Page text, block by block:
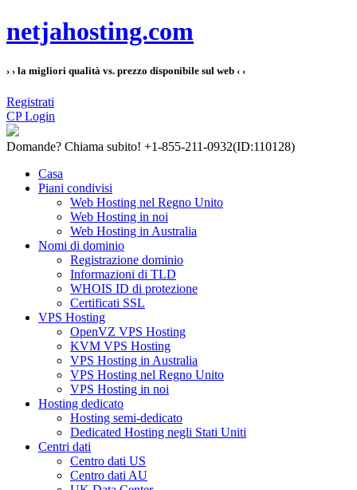
netjahosting.com
› › la migliori qualità vs. prezzo disponibile sul web ‹ ‹
Registrati
CP Login
Domande? Chiama subito! +1-855-211-0932(ID:110128)
Casa
Piani condivisi
Web Hosting nel Regno Unito
Web Hosting in noi
Web Hosting in Australia
Nomi di dominio
Registrazione dominio
Informazioni di TLD
WHOIS ID di protezione
Certificati SSL
VPS Hosting
OpenVZ VPS Hosting
KVM VPS Hosting
VPS Hosting in Australia
VPS Hosting nel Regno Unito
VPS Hosting in noi
Hosting dedicato
Hosting semi-dedicato
Dedicated Hosting negli Stati Uniti
Centri dati
Centro dati US
Centro dati AU